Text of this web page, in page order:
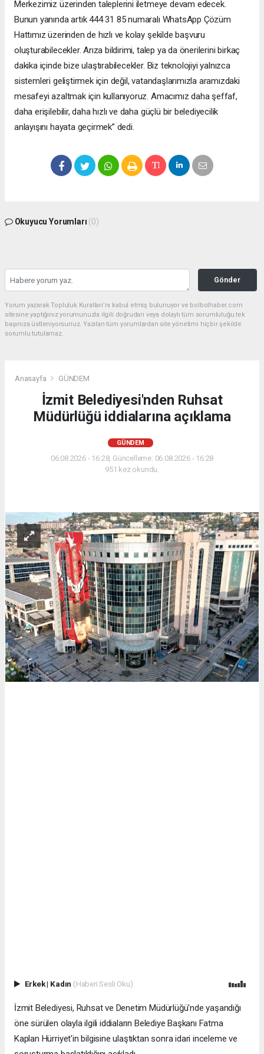
Merkezimiz üzerinden taleplerini iletmeye devam edecek.
Bunun yanında artık 444 31 85 numaralı WhatsApp Çözüm
Hattımız üzerinden de hızlı ve kolay şekilde başvuru
oluşturabilecekler. Arıza bildirimi, talep ya da önerilerini birkaç
dakika içinde bize ulaştırabilecekler. Biz teknolojiyi yalnızca
sistemleri geliştirmek için değil, vatandaşlarımızla aramızdaki
mesafeyi azaltmak için kullanıyoruz. Amacımız daha şeffaf,
daha erişilebilir, daha hızlı ve daha güçlü bir belediyecilik
anlayışını hayata geçirmek” dedi.
Okuyucu Yorumları (0)
Gönder
Yorum yazarak Topluluk Kuralları’nı kabul etmiş bulunuyor ve bolbolhaber.com
sitesine yaptığınız yorumunuzla ilgili doğrudan veya dolaylı tüm sorumluluğu tek
başınıza üstleniyorsunuz. Yazılan tüm yorumlardan site yönetimi hiçbir şekilde
sorumlu tutulamaz.
Anasayfa GÜNDEM
İzmit Belediyesi'nden Ruhsat
Müdürlüğü iddialarına açıklama
GÜNDEM
06.08.2026 - 16:28, Güncelleme: 06.08.2026 - 16:28
951 kez okundu.
Erkek| Kadın (Haberi Sesli Oku)
İzmit Belediyesi, Ruhsat ve Denetim Müdürlüğü'nde yaşandığı
öne sürülen olayla ilgili iddiaların Belediye Başkanı Fatma
Kaplan Hürriyet'in bilgisine ulaştıktan sonra idari inceleme ve